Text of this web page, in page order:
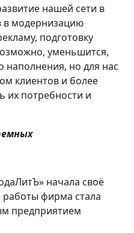
нашей сети в
в модернизацию
подготовку
уменьшится,
наполнения, но для нас
клиентов и более
их потребности и
начала своё
работы фирма стала
предприятием